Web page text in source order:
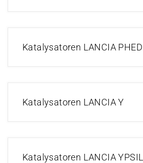
Katalysatoren LANCIA
Katalysatoren LANCIA Y
Katalysatoren LANCIA